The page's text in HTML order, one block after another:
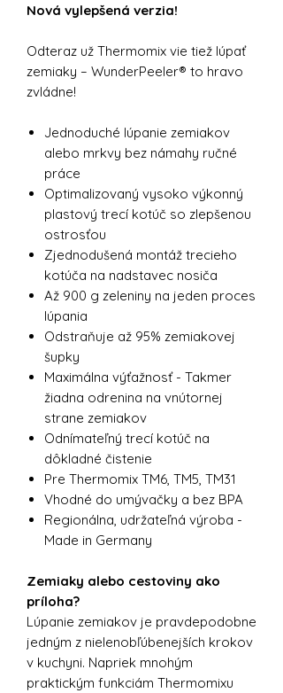
Nová vylepšená verzia!
Odteraz už Thermomix vie tiež lúpať
zemiaky – WunderPeeler® to hravo
zvládne!
Jednoduché lúpanie zemiakov
alebo mrkvy bez námahy ručné
práce
Optimalizovaný vysoko výkonný
plastový trecí kotúč so zlepšenou
ostrosťou
Zjednodušená montáž trecieho
kotúča na nadstavec nosiča
Až 900 g zeleniny na jeden proces
lúpania
Odstraňuje až 95% zemiakovej
šupky
Maximálna výťažnosť - Takmer
žiadna odrenina na vnútornej
strane zemiakov
Odnímateľný trecí kotúč na
dôkladné čistenie
Pre Thermomix TM6, TM5, TM31
Vhodné do umývačky a bez BPA
Regionálna, udržateľná výroba -
Made in Germany
Zemiaky alebo cestoviny ako
príloha?
Lúpanie zemiakov je pravdepodobne
jedným z nielenobľúbenejších krokov
v kuchyni. Napriek mnohým
praktickým funkciám Thermomixu